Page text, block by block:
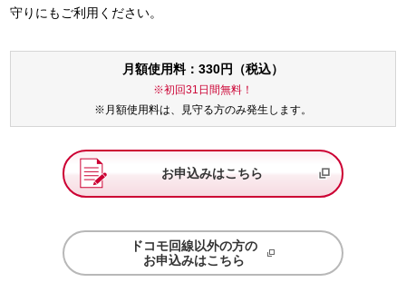
守りにもご利用ください。
月額使用料：330円（税込）
※初回31日間無料！
※月額使用料は、見守る方のみ発生します。
お申込みはこちら
ドコモ回線以外の方の
お申込みはこちら